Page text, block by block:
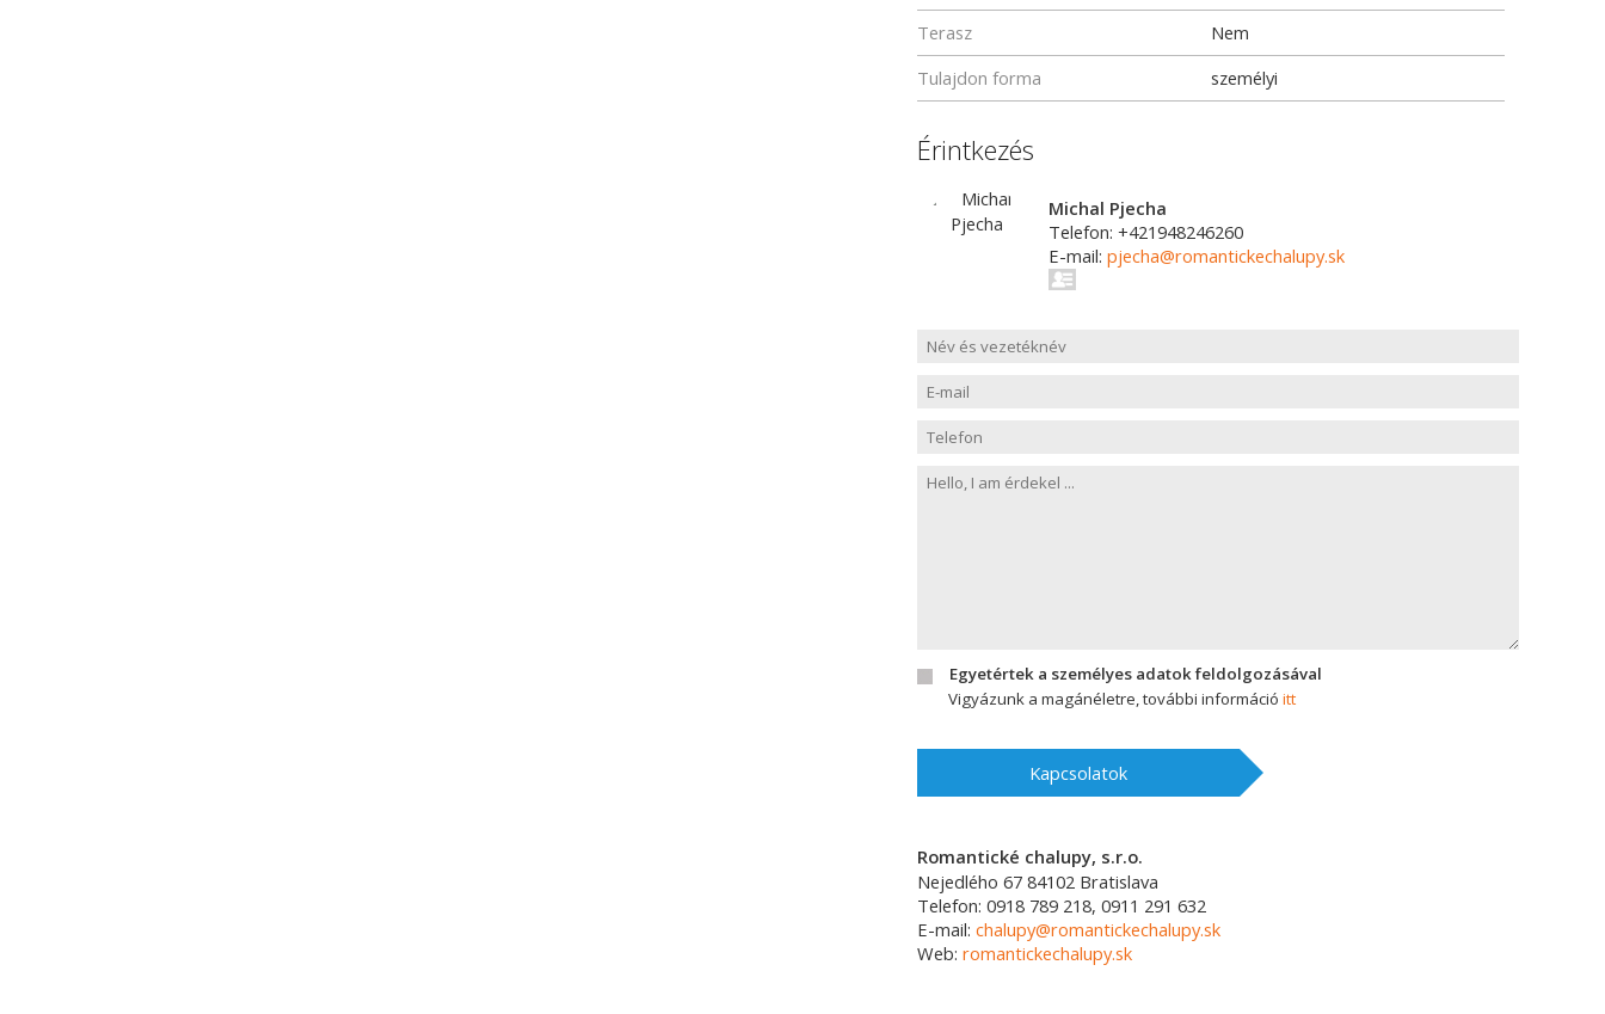
Terasz
Nem
Tulajdon forma
személyi
Érintkezés
Michal Pjecha
Telefon: +421948246260
E-mail: pjecha@romantickechalupy.sk
Egyetértek a személyes adatok feldolgozásával
Vigyázunk a magánéletre, további információ itt
Kapcsolatok
Romantické chalupy, s.r.o.
Nejedlého 67 84102 Bratislava
Telefon: 0918 789 218, 0911 291 632
E-mail: chalupy@romantickechalupy.sk
Web: romantickechalupy.sk